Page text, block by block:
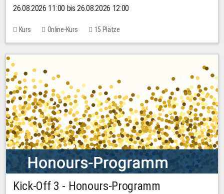
26.08.2026 11:00 bis 26.08.2026 12:00
Kurs Online-Kurs 15 Plätze
Kick-Off 3 - Honours-Programm